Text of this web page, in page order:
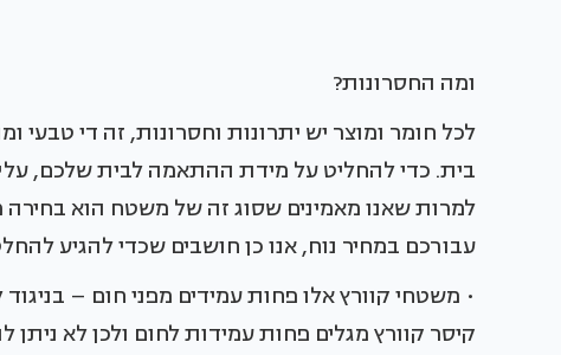
ומה החסרונות?
לכל חומר ומוצר יש יתרונות וחסרונות, זה די טבעי
בית. כדי להחליט על מידת ההתאמה לבית שלכם,
למרות שאנו מאמינים שסוג זה של משטח הוא
עבורכם במחיר נוח, אנו כן חושבים שכדי להגיע
• משטחי קוורץ אלו פחות עמידים מפני חום –
קיסר קוורץ מגלים פחות עמידות לחום ולכן לא ניתן